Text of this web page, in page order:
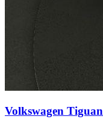
Volkswagen Tiguan